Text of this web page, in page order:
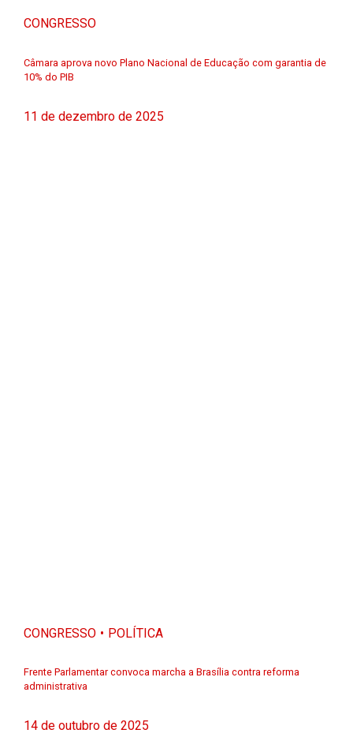
CONGRESSO
Câmara aprova novo Plano Nacional de Educação com garantia de
10% do PIB
11 de dezembro de 2025
CONGRESSO POLÍTICA
Frente Parlamentar convoca marcha a Brasília contra reforma
administrativa
14 de outubro de 2025